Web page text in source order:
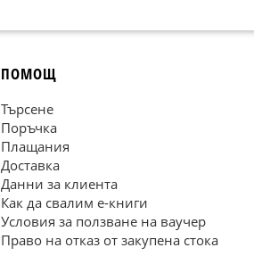
ПОМОЩ
Търсене
Поръчка
Плащания
Доставка
Данни за клиента
Как да свалим е-книги
Условия за ползване на ваучер
Право на отказ от закупена стока